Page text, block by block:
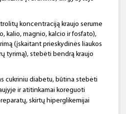
koncentraciją kraujo serume
kalio, magnio, kalcio ir fosfato),
(įskaitant prieskydinės liaukos
tyrimą), stebėti bendrą kraujo
cukriniu diabetu, būtina stebėti
ir atitinkamai koreguoti
skirtų hiperglikemijai